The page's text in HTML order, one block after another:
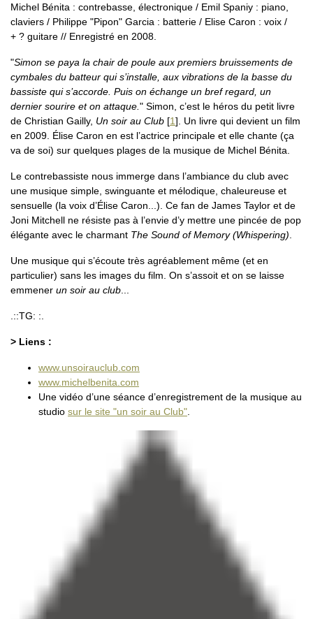
Michel Bénita : contrebasse, électronique / Emil Spaniy : piano,
claviers / Philippe "Pipon" Garcia : batterie / Elise Caron : voix /
+ ? guitare // Enregistré en 2008.
"Simon se paya la chair de poule aux premiers bruissements de
cymbales du batteur qui s’installe, aux vibrations de la basse du
bassiste qui s’accorde. Puis on échange un bref regard, un
dernier sourire et on attaque. " Simon, c’est le héros du petit livre
de Christian Gailly, Un soir au Club [1] . Un livre qui devient un film
en 2009. Élise Caron en est l’actrice principale et elle chante (ça
va de soi) sur quelques plages de la musique de Michel Bénita.
Le contrebassiste nous immerge dans l’ambiance du club avec
une musique simple, swinguante et mélodique, chaleureuse et
sensuelle (la voix d’Élise Caron...). Ce fan de James Taylor et de
Joni Mitchell ne résiste pas à l’envie d’y mettre une pincée de pop
élégante avec le charmant The Sound of Memory (Whispering)
Une musique qui s’écoute très agréablement même (et en
particulier) sans les images du film. On s’assoit et on se laisse
emmener un soir au club
.::TG: :.
> Liens :
www.unsoirauclub.com
www.michelbenita.com
Une vidéo d’une séance d’enregistrement de la musique au
studio sur le site "un soir au Club"